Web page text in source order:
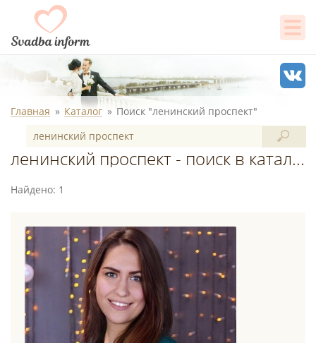
Главная Каталог Поиск "ленинский проспект"
ленинский проспект - поиск в каталоге
Найдено: 1